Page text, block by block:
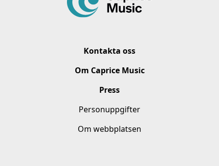
Kontakta oss
Om Caprice Music
Press
Personuppgifter
Om webbplatsen